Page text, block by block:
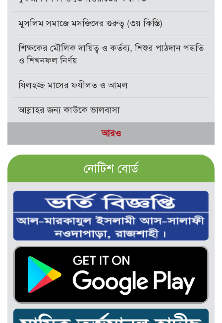
মুসলিম সমাজে মসজিদের গুরুত্ব (৩য় কিস্তি)
শিক্ষকের মৌলিক দায়িত্ব ও কর্তব্য, শিশুর পাঠদান পদ্ধতি
ও শিখনফল নির্ণয়
যিলহজ্জ মাসের ফযীলত ও আমল
আল্লাহর জন্য কাউকে ভালবাসা
আরও
নোটিশ বোর্ড